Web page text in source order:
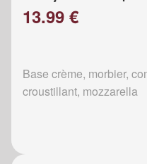
13.99 €
Base crème, morbier,
croustillant, mozzarella